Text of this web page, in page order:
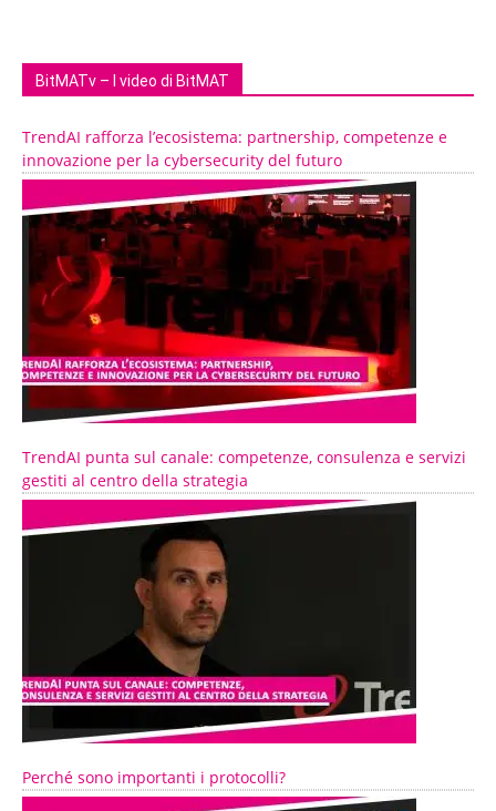
BitMATv – I video di BitMAT
TrendAI rafforza l’ecosistema: partnership, competenze e
innovazione per la cybersecurity del futuro
TrendAI punta sul canale: competenze, consulenza e servizi
gestiti al centro della strategia
Perché sono importanti i protocolli?